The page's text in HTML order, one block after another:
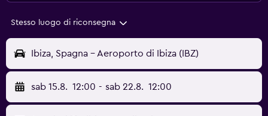
Stesso luogo di riconsegna
Ibiza, Spagna - Aeroporto di Ibiza (IBZ)
sab 15.8. 12:00 - sab 22.8. 12:00